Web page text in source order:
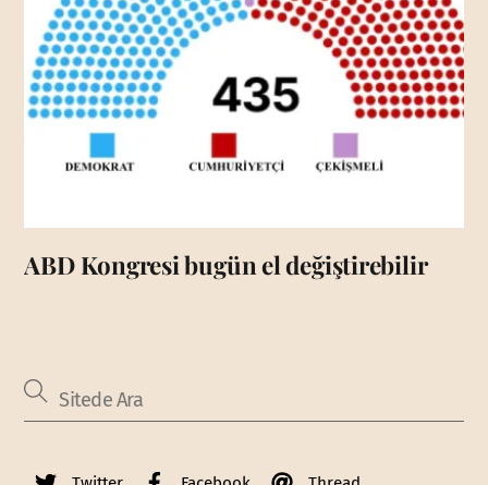
ABD Kongresi bugün el değiştirebilir